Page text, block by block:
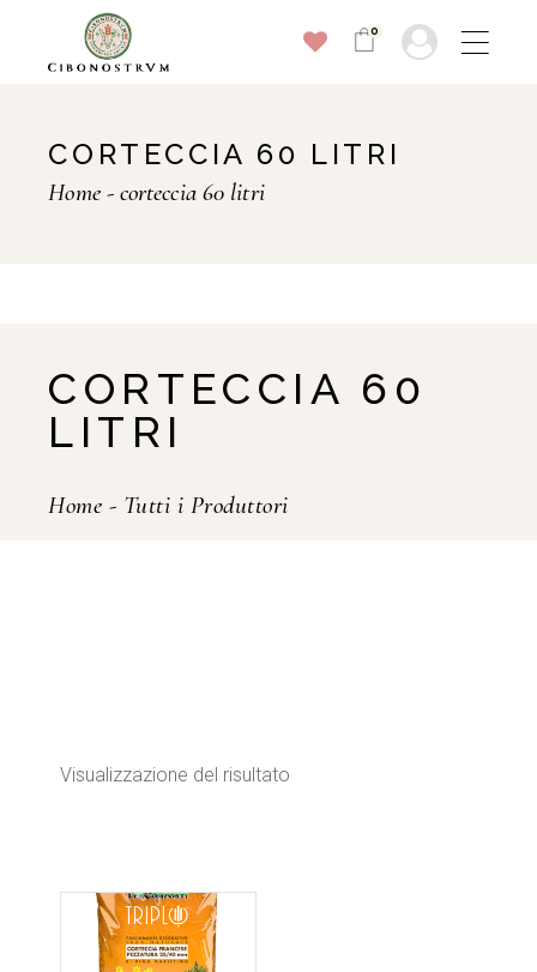
0
CORTECCIA 60 LITRI
Home corteccia 60 litri
CORTECCIA 60
LITRI
Home - Tutti i Produttori
Visualizzazione del risultato